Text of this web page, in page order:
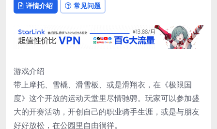
详情介绍 常见问题
游戏介绍
带上摩托、雪橇、滑雪板、或是滑翔衣，在《极限国
度》这个开放的运动天堂里尽情驰骋。玩家可以参加盛
大的开赛活动，开创自己的职业骑手生涯，或是与朋友
好好放松，在公园里自由徜徉。